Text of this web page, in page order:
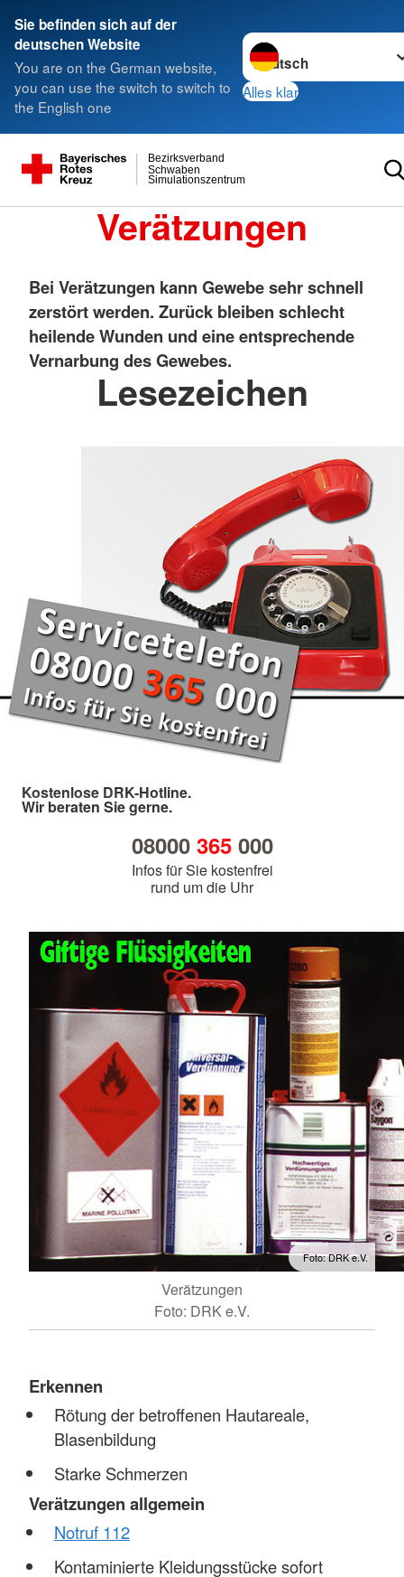
Sie befinden sich auf der
deutschen Website
You are on the German website,
you can use the switch to switch to
the English one
Sprache wechseln zu
Alles klar
Simulationszentrum
Schwaben
Bezirksverband
Verätzungen
Bei Verätzungen kann Gewebe sehr schnell
zerstört werden. Zurück bleiben schlecht
heilende Wunden und eine entsprechende
Vernarbung des Gewebes.
Lesezeichen
Kostenlose DRK-Hotline.
Wir beraten Sie gerne.
08000 365000
Infos für Sie kostenfrei
rund um die Uhr
Foto: DRK e.V.
Verätzungen
Foto: DRK e.V.
Erkennen
Rötung der betroffenen Hautareale,
Blasenbildung
Starke Schmerzen
Verätzungen allgemein
Notruf 112
Kontaminierte Kleidungsstücke sofort